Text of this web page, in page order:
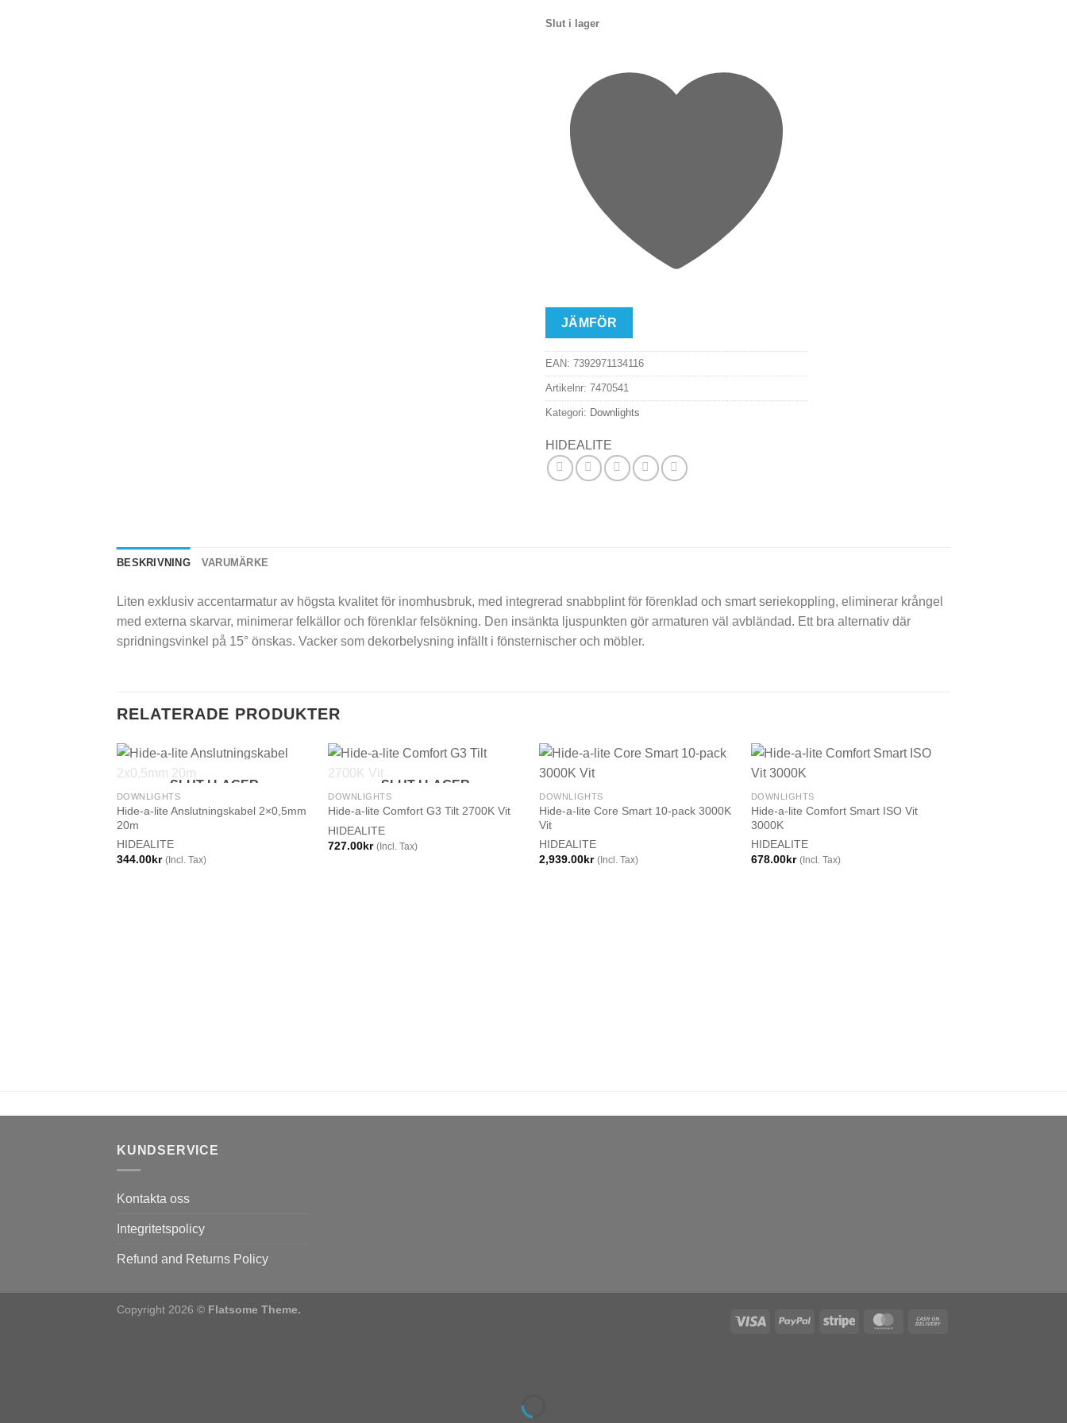
Slut i lager
JÄMFÖR
EAN: 7392971134116
Artikelnr: 7470541
Kategori: Downlights
HIDEALITE
BESKRIVNING VARUMÄRKE
Liten exklusiv accentarmatur av högsta kvalitet för inomhusbruk, med integrerad snabbplint för förenklad och smart seriekoppling, eliminerar krångel
med externa skarvar, minimerar felkällor och förenklar felsökning. Den insänkta ljuspunkten gör armaturen väl avbländad. Ett bra alternativ där
spridningsvinkel på 15° önskas. Vacker som dekorbelysning infällt i fönsternischer och möbler.
RELATERADE PRODUKTER
SLUT I LAGER
DOWNLIGHTS
Hide-a-lite Anslutningskabel 2×0,5mm
20m
HIDEALITE
344.00kr (Incl. Tax)
SLUT I LAGER
DOWNLIGHTS
Hide-a-lite Comfort G3 Tilt 2700K Vit
HIDEALITE
727.00kr (Incl. Tax)
DOWNLIGHTS
Hide-a-lite Core Smart 10-pack 3000K
Vit
HIDEALITE
2,939.00kr (Incl. Tax)
DOWNLIGHTS
Hide-a-lite Comfort Smart ISO Vit
3000K
HIDEALITE
678.00kr (Incl. Tax)
KUNDSERVICE
Kontakta oss
Integritetspolicy
Refund and Returns Policy
Copyright 2026 © Flatsome Theme.